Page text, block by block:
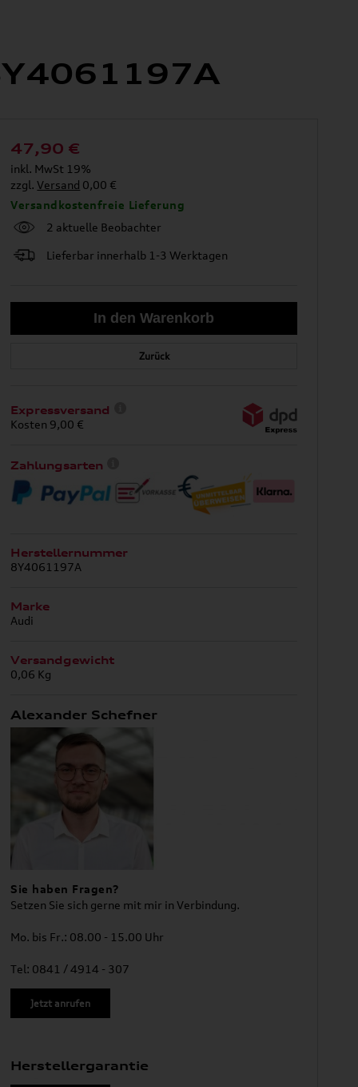
47,90 €
inkl. MwSt 19%
zzgl.Versand 0,00 €
Versandkostenfreie Lieferung
2 aktuelle Beobachter
Lieferbar innerhalb 1-3 Werktagen
Zurück
Expressversand
Kosten 9,00 €
Zahlungsarten
Herstellernummer
8Y4061197A
Marke
Audi
Versandgewicht
0,06 Kg
Alexander Schefner
Sie haben Fragen?
Setzen Sie sich gerne mit mir in Verbindung.
Mo. bis Fr.: 08.00 - 15.00 Uhr
Tel: 0841 / 4914 - 307
Jetzt anrufen
Herstellergarantie